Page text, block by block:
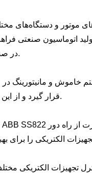
اتوماسیون صنعتی
در صنایعی مانند خودروسازی، تولید الکترونیک و فرآوری مواد غذایی استفاده می شود.
قرار گیرد و از این طریق به بهبود قابلیت اطمینان نیرو و حفظ پایداری و امنیت شبکه برق کمک کند.